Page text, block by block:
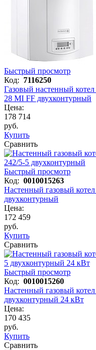
Быстрый просмотр
Код: 7116250
Газовый настенный
28 MI FF двухконтурный
Цена:
178 714
руб.
Купить
Сравнить
Быстрый просмотр
Код: 0010015263
Настенный газовый
двухконтурный
Цена:
172 459
руб.
Купить
Сравнить
Быстрый просмотр
Код: 0010015260
Настенный газовый
двухконтурный 24 кВт
Цена:
170 435
руб.
Купить
Сравнить